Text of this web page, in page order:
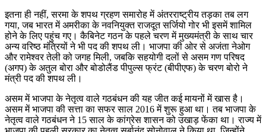
इतना ही नहीं, सरमा के शपथ ग्रहण समारोह में अंतरराष्ट्रीय तड़का तब लग
गया, जब भारत में अमरीका के नवनियुक्त राजदूत सर्जियो गोर भी इसमें शामिल
होने के लिए पहुंच गए। कैबिनेट गठन के पहले चरण में मुख्यमंत्री के साथ चार
अन्य वरिष्ठ मंत्रियों ने भी पद की शपथ ली। भाजपा की ओर से अजंता नेओग
और रामेश्वर तेली को जगह मिली, जबकि सहयोगी दलों से असम गण परिषद
(अगप) के अतुल बोरा और बोडोलैंड पीपुल्स फ्रंट (बीपीएफ) के चरण बोरो ने
मंत्री पद की शपथ ली।
असम में भाजपा के नेतृत्व वाले गठबंधन की यह जीत कई मायनों में खास है।
असम में भाजपा की सत्ता का सफर साल 2016 में शुरू हुआ था। तब भाजपा के
नेतृत्व वाले गठबंधन ने 15 साल के कांग्रेस शासन को उखाड़ फेंका था। राज्य में